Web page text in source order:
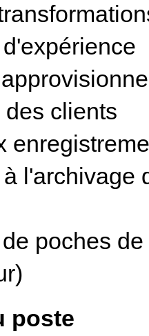
clients
l'archivage
poches
poste